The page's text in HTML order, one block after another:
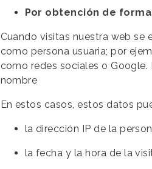
Por obtención de
Cuando visitas nuestra web se
como persona usuaria; por
como redes sociales o
nombre
En estos casos, estos datos
la dirección IP de la
la fecha y la hora de la